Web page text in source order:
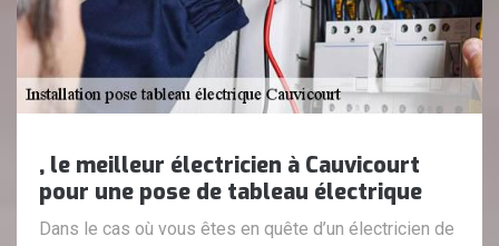
, le meilleur électricien à Cauvicourt
pour une pose de tableau électrique
Dans le cas où vous êtes en quête d’un électricien de